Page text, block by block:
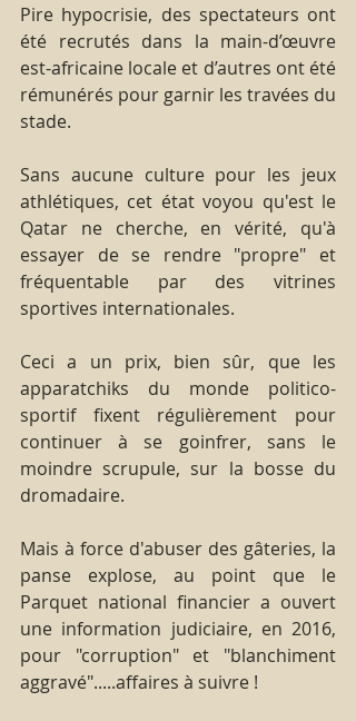
Pire hypocrisie, des spectateurs ont
été recrutés dans la main-d’œuvre
est-africaine locale et d’autres ont été
rémunérés pour garnir les travées du
stade.
Sans aucune culture pour les jeux
athlétiques, cet état voyou qu'est le
Qatar ne cherche, en vérité, qu'à
essayer de se rendre "propre" et
fréquentable par des vitrines
sportives internationales.
Ceci a un prix, bien sûr, que les
apparatchiks du monde politico-
sportif fixent régulièrement pour
continuer à se goinfrer, sans le
moindre scrupule, sur la bosse du
dromadaire.
Mais à force d'abuser des gâteries, la
panse explose, au point que le
Parquet national financier a ouvert
une information judiciaire, en 2016,
pour "corruption" et "blanchiment
aggravé".....affaires à suivre !